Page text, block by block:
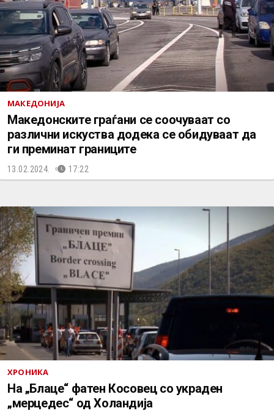
МАКЕДОНИЈА
Македонските граѓани се соочуваат со
различни искуства додека се обидуваат да
ги преминат границите
13.02.2024. 17:22
ХРОНИКА
На „Блаце“ фатен Косовец со украден
„мерцедес“ од Холандија